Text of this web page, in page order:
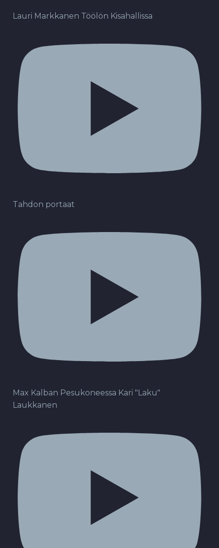
Lauri Markkanen Töölön Kisahallissa
Tahdon portaat
Max Kalban Pesukoneessa Kari "Laku"
Laukkanen